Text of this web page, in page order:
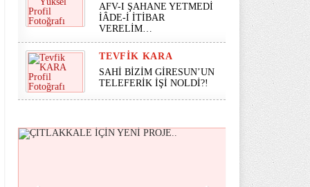
AFV-I ŞAHANE YETMEDİ
İÂDE-İ İTİBAR
VERELİM…
TEVFIK KARA
SAHİ BİZİM GİRESUN’UN
TELEFERİK İŞİ NOLDİ?!